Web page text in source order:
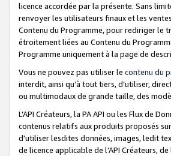
licence accordée par la présente. Sans
renvoyer les utilisateurs finaux et les
Contenu du Programme, pour rediriger le
étroitement liées au Contenu du
Programme uniquement à la page de
Vous ne pouvez pas utiliser le contenu du
interdit, ainsi qu’à tout tiers, d’utiliser,
ou multimodaux de grande taille, des
L’API Créateurs, la PA API ou les Flux de
contenus relatifs aux produits proposés sur
d'utiliser lesdites données, images, ledit
de licence applicable de l’API Créateurs,